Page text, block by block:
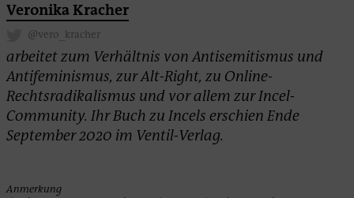
Veronika Kracher
@vero_kracher
arbeitet zum Verhältnis von Antisemitismus und
Antifeminismus, zur Alt-Right, zu Online-
Rechtsradikalismus und vor allem zur Incel-
Community. Ihr Buch zu Incels erschien Ende
September 2020 im Ventil-Verlag.
Anmerkung